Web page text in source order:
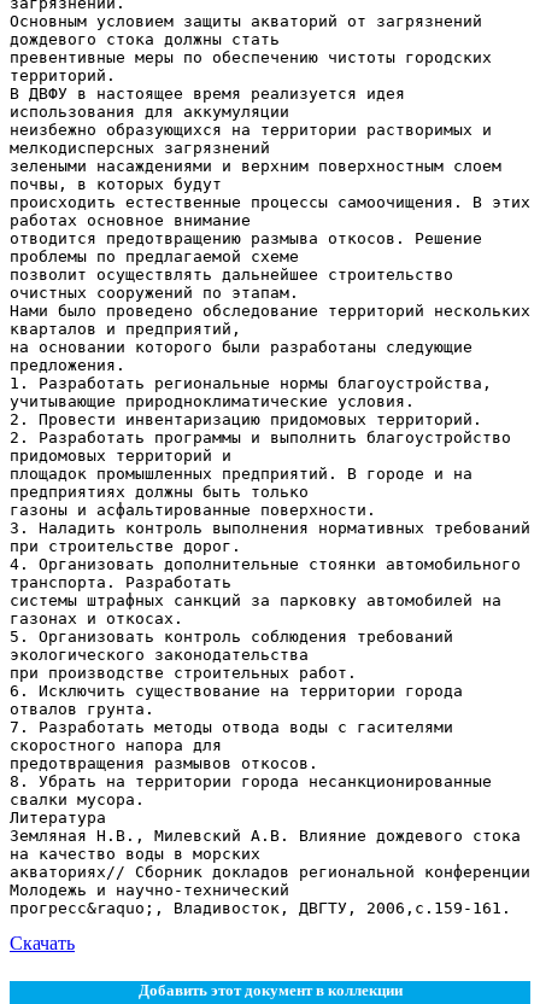
Основным условием защиты акваторий от загрязнений
дождевого стока должны стать
превентивные меры по обеспечению чистоты городских
территорий.
В ДВФУ в настоящее время реализуется идея
использования для аккумуляции
неизбежно образующихся на территории растворимых и
мелкодисперсных загрязнений
зелеными насаждениями и верхним поверхностным слоем
почвы, в которых будут
происходить естественные процессы самоочищения. В этих
работах основное внимание
отводится предотвращению размыва откосов. Решение
проблемы по предлагаемой схеме
позволит осуществлять дальнейшее строительство
очистных сооружений по этапам.
Нами было проведено обследование территорий нескольких
кварталов и предприятий,
на основании которого были разработаны следующие
предложения.
1. Разработать региональные нормы благоустройства,
учитывающие природноклиматические условия.
2. Провести инвентаризацию придомовых территорий.
2. Разработать программы и выполнить благоустройство
придомовых территорий и
площадок промышленных предприятий. В городе и на
предприятиях должны быть только
газоны и асфальтированные поверхности.
3. Наладить контроль выполнения нормативных требований
при строительстве дорог.
4. Организовать дополнительные стоянки автомобильного
транспорта. Разработать
системы штрафных санкций за парковку автомобилей на
газонах и откосах.
5. Организовать контроль соблюдения требований
экологического законодательства
при производстве строительных работ.
6. Исключить существование на территории города
отвалов грунта.
7. Разработать методы отвода воды с гасителями
скоростного напора для
предотвращения размывов откосов.
8. Убрать на территории города несанкционированные
свалки мусора.
Литература
Земляная Н.В., Милевский А.В. Влияние дождевого стока
на качество воды в морских
акваториях// Сборник докладов региональной конференции
Молодежь и научно-технический
Скачать
Добавить этот документ в коллекции